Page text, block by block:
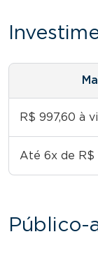
R$ 997,60 à
Até 6x de R$
Público-